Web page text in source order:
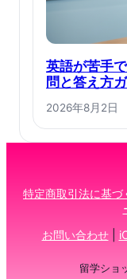
英語が苦手
問と答え方
2026年8月2日
特定商取引法に基づ
お問い合わせ|
留学ショ